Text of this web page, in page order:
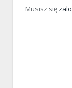
Musisz się